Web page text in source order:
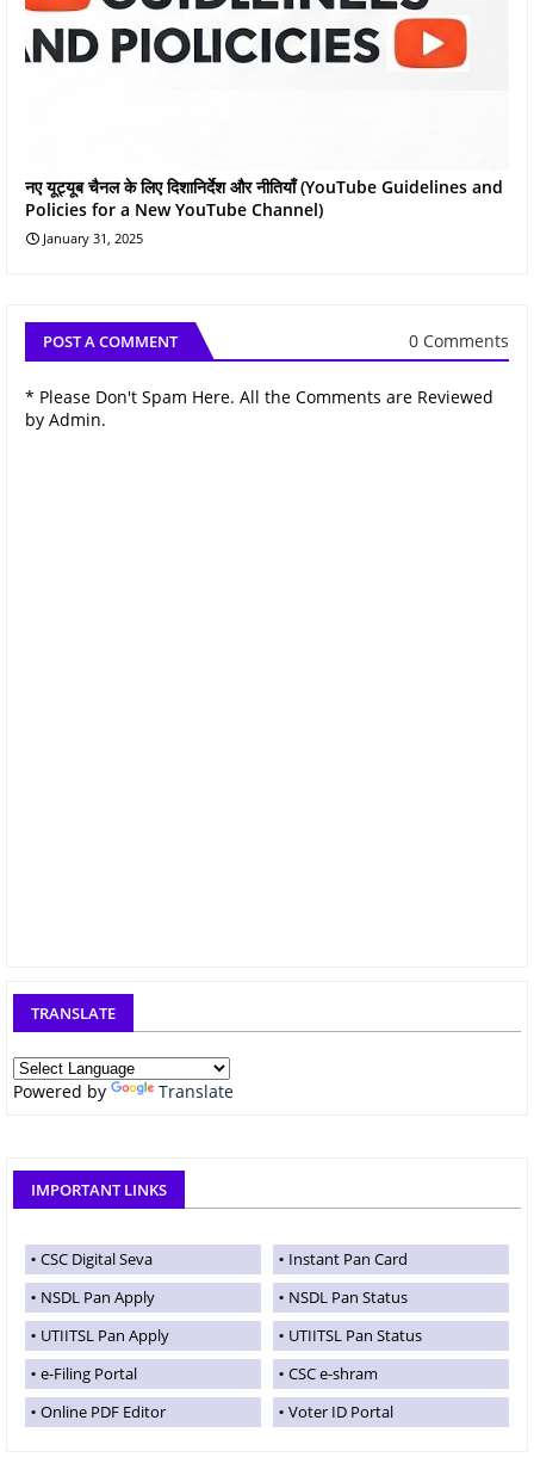
नए यूट्यूब चैनल के लिए दिशानिर्देश और नीतियाँ (YouTube Guidelines and
Policies for a New YouTube Channel)
January 31, 2025
POST A COMMENT 0 Comments
* Please Don't Spam Here. All the Comments are Reviewed
by Admin.
TRANSLATE
Powered by Translate
IMPORTANT LINKS
CSC Digital Seva
Instant Pan Card
NSDL Pan Apply
NSDL Pan Status
UTIITSL Pan Apply
UTIITSL Pan Status
e-Filing Portal
CSC e-shram
Online PDF Editor
Voter ID Portal